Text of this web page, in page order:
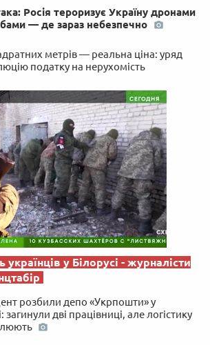
Росія тероризує Україну дронами
— де зараз небезпечно
метрів — реальна ціна: уряд
податку на нерухомість
українців у Білорусі - журналісти
розбили депо «Укрпошти» у
загинули дві працівниці, але логістику